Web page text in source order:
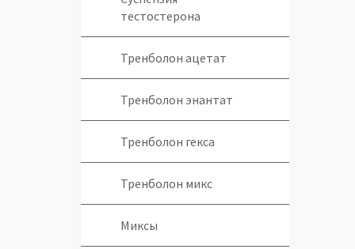
тестостерона
Тренболон ацетат
Тренболон энантат
Тренболон гекса
Тренболон микс
Миксы